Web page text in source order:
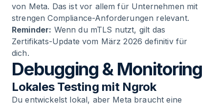
von Meta. Das ist vor allem für Unternehmen mit
strengen Compliance-Anforderungen relevant.
Reminder: Wenn du mTLS nutzt, gilt das
Zertifikats-Update vom März 2026 definitiv für
dich.
Debugging & Monitoring
Lokales Testing mit Ngrok
Du entwickelst lokal, aber Meta braucht eine